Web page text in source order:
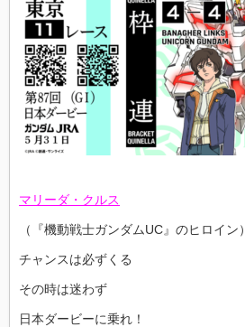
マリーダ・クルス
（『機動戦士ガンダムUC』のヒロイン）
チャンスは必ずくる
その時は迷わず
日本ダービーに乗れ！